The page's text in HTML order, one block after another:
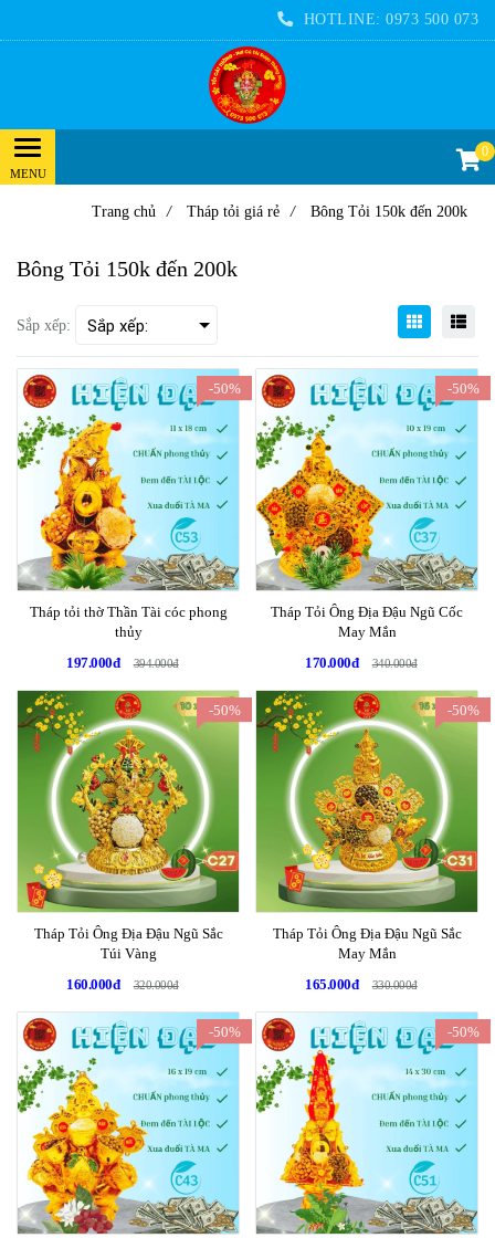
HOTLINE: 0973 500 073
0
Trang chủ / Tháp tỏi giá rẻ / Bông Tỏi 150k đến 200k
Bông Tỏi 150k đến 200k
Sắp xếp:
-50%
Tháp tỏi thờ Thần Tài cóc phong
thủy
197.000đ
394.000đ
-50%
Tháp Tỏi Ông Địa Đậu Ngũ Cốc
May Mắn
170.000đ
340.000đ
-50%
Tháp Tỏi Ông Địa Đậu Ngũ Sắc
Túi Vàng
160.000đ
320.000đ
-50%
Tháp Tỏi Ông Địa Đậu Ngũ Sắc
May Mắn
165.000đ
330.000đ
-50% -50%